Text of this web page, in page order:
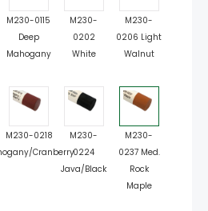
M230-0115
Deep
Mahogany
M230-
0202
White
M230-
0206 Light
Walnut
M230-0218
Cranberry
M230-
0224
Java/Black
M230-
0237 Med.
Rock
Maple